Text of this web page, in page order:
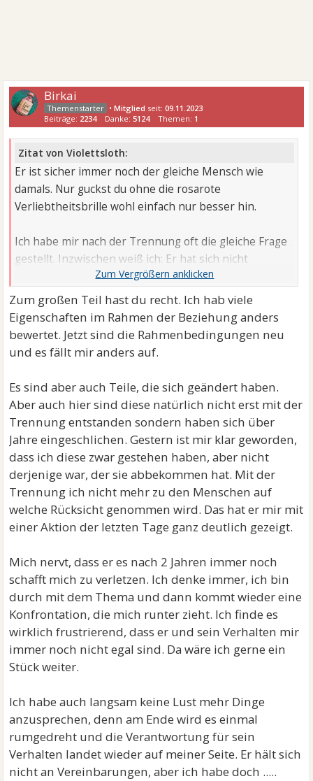
Birkai
•Mitglied seit:09.11.2023
Beiträge: 2234 Danke: 5124 Themen: 1
Zitat von Violettsloth:
Er ist sicher immer noch der gleiche Mensch wie
damals. Nur guckst du ohne die rosarote
Verliebtheitsbrille wohl einfach nur besser hin.
Ich habe mir nach der Trennung oft die gleiche Frage
gestellt. Inzwischen weiß ich: Er hat sich nicht
verändert. Seine Unzulänglichkeiten fallen nur ohne
meinen Deckmantel erst richtig auf. Ich habe viel
aufgefangen, viel abgenommen. Er war schon immer
so wie er auch heute ist. Da hat sich gar nichts
verändert. Nur heute, wo er selbst in der
seine Defizite einfach besser sehen.
Zum großen Teil hast du recht. Ich hab viele
Eigenschaften im Rahmen der Beziehung anders
bewertet. Jetzt sind die Rahmenbedingungen neu
und es fällt mir anders auf.
Es sind aber auch Teile, die sich geändert haben.
Aber auch hier sind diese natürlich nicht erst mit der
Trennung entstanden sondern haben sich über
Jahre eingeschlichen. Gestern ist mir klar geworden,
dass ich diese zwar gestehen haben, aber nicht
derjenige war, der sie abbekommen hat. Mit der
Trennung ich nicht mehr zu den Menschen auf
welche Rücksicht genommen wird. Das hat er mir mit
einer Aktion der letzten Tage ganz deutlich gezeigt.
Mich nervt, dass er es nach 2 Jahren immer noch
schafft mich zu verletzen. Ich denke immer, ich bin
durch mit dem Thema und dann kommt wieder eine
Konfrontation, die mich runter zieht. Ich finde es
wirklich frustrierend, dass er und sein Verhalten mir
immer noch nicht egal sind. Da wäre ich gerne ein
Stück weiter.
Ich habe auch langsam keine Lust mehr Dinge
anzusprechen, denn am Ende wird es einmal
rumgedreht und die Verantwortung für sein
Verhalten landet wieder auf meiner Seite. Er hält sich
nicht an Vereinbarungen, aber ich habe doch .....